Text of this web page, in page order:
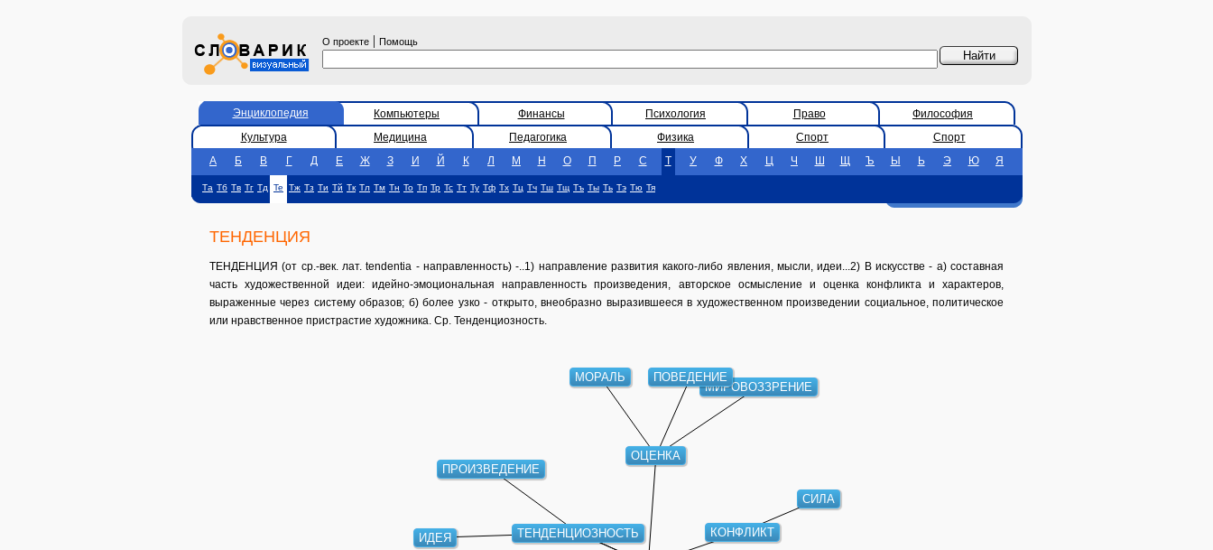
О проекте | Помощь
Энциклопедия Компьютеры Финансы Психология Право
Философия
Культура
Медицина Педагогика Физика Спорт
Спорт
А
Б В Г Д Е Ж З И Й К Л М Н О П Р С Т У Ф Х Ц Ч Ш Щ Ъ Ы Ь Э Ю Я
Та Тб Тв Тг Тд Те Тж Тз Ти Тй Тк Тл Тм Тн То Тп Тр Тс Тт Ту Тф Тх Тц Тч Тш Тщ Тъ Ты Ть Тэ Тю Тя
ТЕНДЕНЦИЯ
ТЕНДЕНЦИЯ (от ср.-век. лат. tendentia - направленность) -..1) направление развития какого-либо явления, мысли, идеи...2) В искусстве - а) составная
часть художественной идеи: идейно-эмоциональная направленность произведения, авторское осмысление и оценка конфликта и характеров,
выраженные через систему образов; б) более узко - открыто, внеобразно выразившееся в художественном произведении социальное, политическое
или нравственное пристрастие художника. Ср. Тенденциозность.
ТЕНДЕНЦИОЗНОСТЬ
ОЦЕНКА
КОНФЛИКТ
ИДЕЯ
ПРОИЗВЕДЕНИЕ
МИРОВОЗЗРЕНИЕ
МОРАЛЬ ПОВЕДЕНИЕ
СИЛА